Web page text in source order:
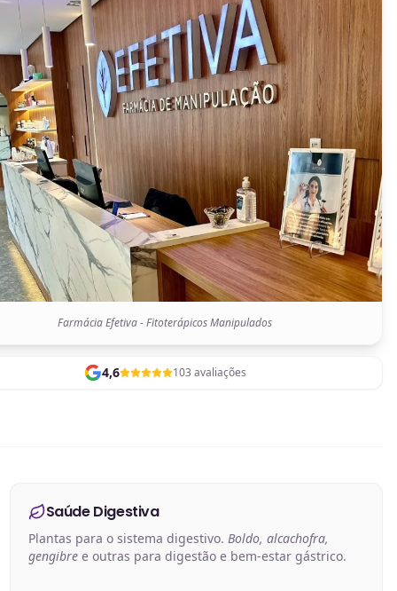
Farmácia Efetiva - Fitoterápicos Manipulados
4,6 103 avaliações
Saúde Digestiva
Plantas para o sistema digestivo. Boldo, alcachofra,
gengibree outras para digestão e bem-estar gástrico.